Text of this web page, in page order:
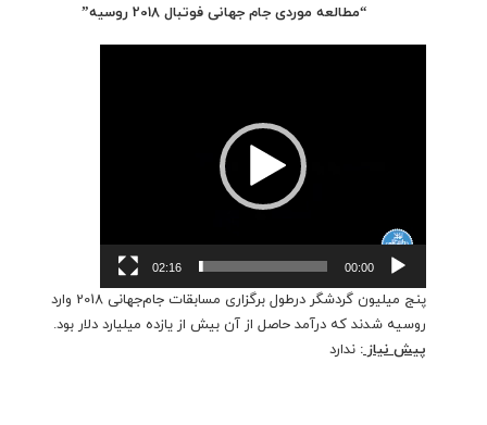
“مطالعه موردی جام جهانی فوتبال 2018 روسیه”
00:00
02:16
پنج میلیون گردشگر درطول برگزاری مسابقات جام‌جهانی 2018 وارد
روسیه شدند که درآمد حاصل از آن بیش از یازده میلیارد دلار بود.
پیش نیاز: ندارد